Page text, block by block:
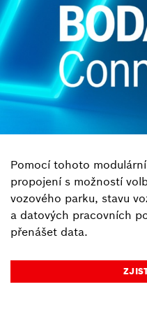
Pomocí tohoto
propojení s možností
vozového parku, stavu
a datových pracovních
přenášet data.